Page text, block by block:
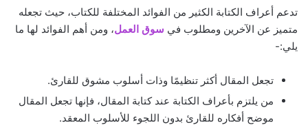
تدعم أعراف الكتابة الكثير من الفوائد المختلفة للكتاب، حيث تجعله
متميز عن الآخرين ومطلوب في سوق العمل، ومن أهم الفوائد لها ما
يلي:-
تجعل المقال أكثر تنظيمًا وذات أسلوب مشوق للقارئ.
من يلتزم بأعراف الكتابة عند كتابة المقال، فإنها تجعل المقال
موضح أفكاره للقارئ بدون اللجوء للأسلوب المعقد.